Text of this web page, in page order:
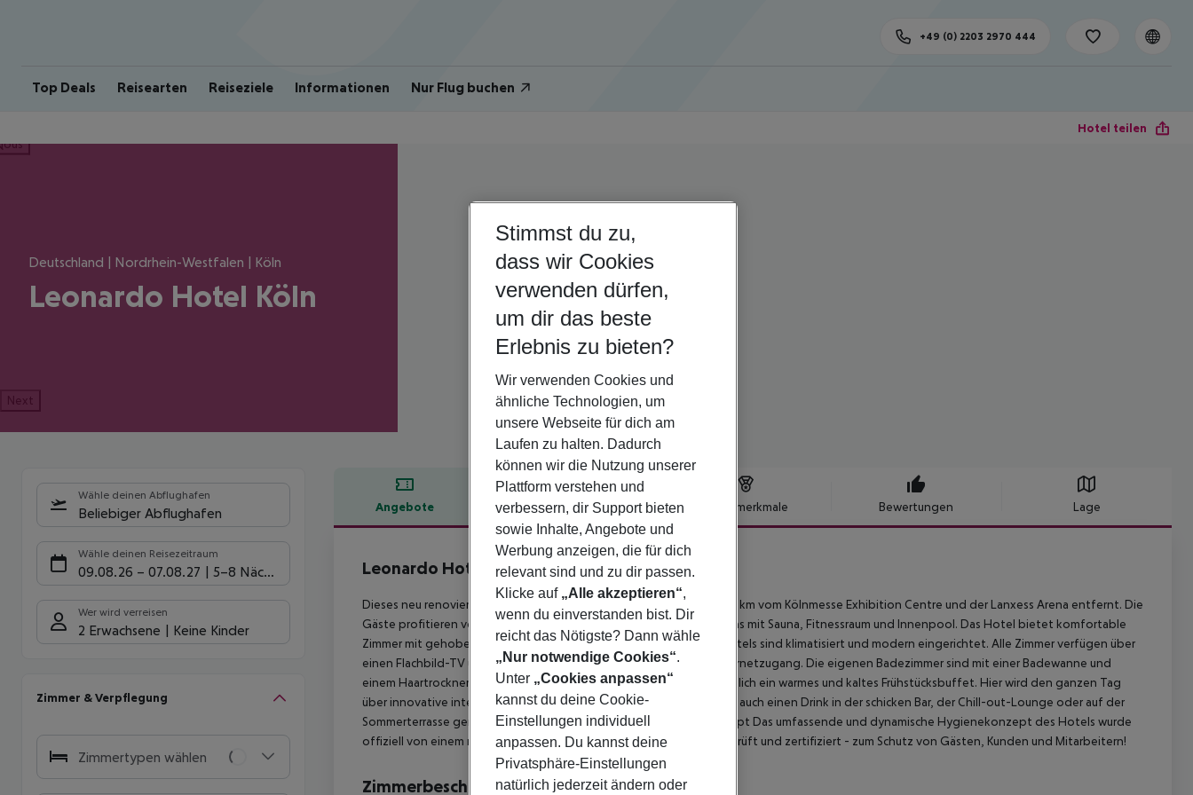
Top Deals Reisearten Reiseziele Informationen Nur Flug buchen
+49 (0) 2203 2970 444
Hotel teilen
Deutschland | Nordrhein-Westfalen | Köln
Leonardo Hotel Köln
Next
Wähle deinen Abflughafen
Beliebiger Abflughafen
Wähle deinen Reisezeitraum
09.08.26 – 07.08.27 5-8 Nächte
Wer wird verreisen
2 Erwachsene Keine Kinder
Zimmer & Verpflegung
Zimmertypen wählen
Angebote Hotelbeschreibung Hotelmerkmale Bewertungen Lage
Hotelbeschreibung
Leonardo Hotel Köln 0
Dieses neu renovierte Hotel mit 24-Stunden-Rezeption liegt nur 1, 5 km vom Kölnmesse Exhibition Centre und der Lanxess Arena entfernt. Die
Gäste profitieren von der kostenlosen Nutzung des Wellnessbereichs mit Sauna, Fitnessraum und Innenpool. Das Hotel bietet komfortable
Zimmer mit gehobener Ausstattung. Die geräumigen Zimmer des Hotels sind klimatisiert und modern eingerichtet. Alle Zimmer verfügen über
einen Flachbild-TV und ein modernes Badezimmer sowie WLAN-Internetzugang. Die eigenen Badezimmer sind mit einer Badewanne und
einem Haartrockner ausgestattet. Das stilvolle Restaurant bietet täglich ein warmes und kaltes Frühstücksbuffet. Hier wird den ganzen Tag
über innovative internationale Küche serviert, und die Gäste können auch einen Drink in der schicken Bar, der Chill-out-Lounge oder auf der
Sommerterrasse genießen. Geprüftes & zertifiziertes Hygienekonzept Das umfassende und dynamische Hygienekonzept des Hotels wurde
offiziell von einem renommierten internationalen Unternehmen geprüft und zertifiziert - zum Schutz von Gästen, Kunden und Mitarbeitern!
Zimmerbeschreibung
Stimmst du zu,
dass wir Cookies
verwenden dürfen,
um dir das beste
Erlebnis zu bieten?
Wir verwenden Cookies und
ähnliche Technologien, um
unsere Webseite für dich am
Laufen zu halten. Dadurch
können wir die Nutzung unserer
Plattform verstehen und
verbessern, dir Support bieten
sowie Inhalte, Angebote und
Werbung anzeigen, die für dich
relevant sind und zu dir passen.
Klicke auf „Alle akzeptieren“,
wenn du einverstanden bist. Dir
reicht das Nötigste? Dann wähle
„Nur notwendige Cookies“.
Unter „Cookies anpassen“
kannst du deine Cookie-
Einstellungen individuell
anpassen. Du kannst deine
Privatsphäre-Einstellungen
natürlich jederzeit ändern oder